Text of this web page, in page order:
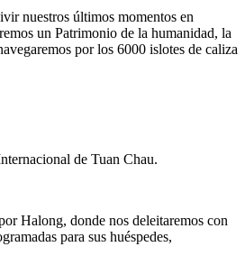
nuestros últimos momentos en
un Patrimonio de la humanidad, la
por los 6000 islotes de caliza
de Tuan Chau.
Halong, donde nos deleitaremos con
para sus huéspedes,